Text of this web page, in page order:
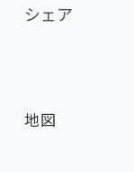
シェア
地図